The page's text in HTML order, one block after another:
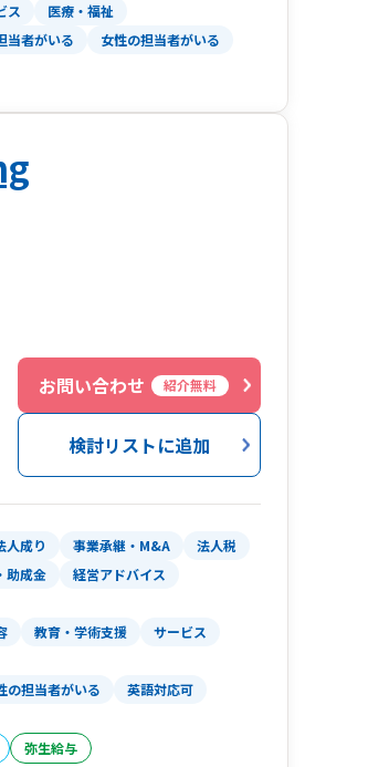
当をします
携
以上にわたり、顧問先様の会
面によりじっくりとお話を伺
難を顧問先様と共に経験し、
頼をいただき、私たちもまた
複雑化しています。先の読め
最新の情報を武器に、変化に先
」「創業支援」という三つの柱
の相談窓口として、信頼される
ス
医療・福祉
当者がいる
女性の担当者がいる
る形でサポートします。
れからの事業のことへと広が
見えてくることがあります。
一緒に考え、わくわくする伴
ましょう。
お問い合わせ 紹介無料
検討リストに追加
人成り 事業承継・M&A
法人税
助成金
経営アドバイス
教育・学術支援
サービス
の担当者がいる
英語対応可
弥生給与